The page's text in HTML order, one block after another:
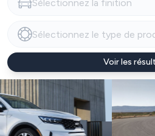
Voir les